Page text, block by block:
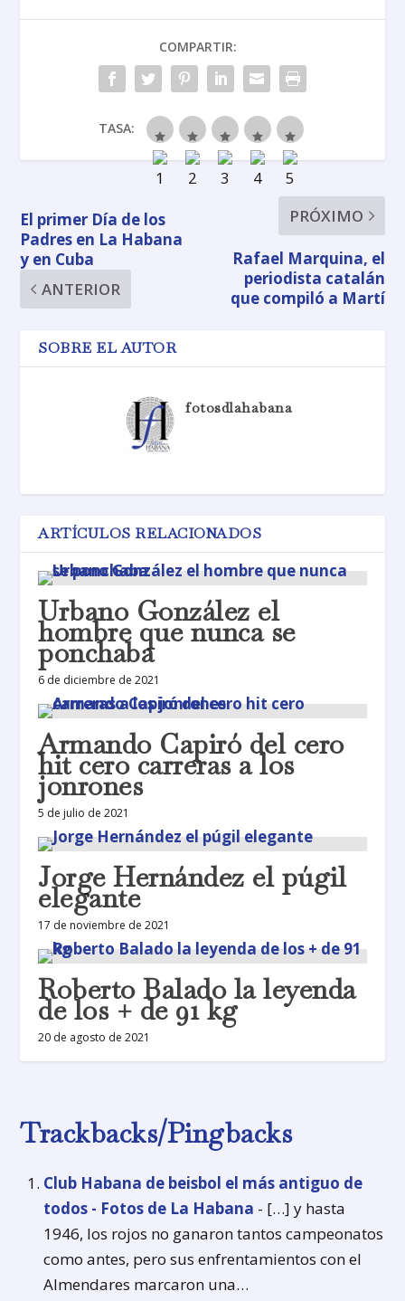
COMPARTIR:
TASA:
El primer Día de los
Padres en La Habana
y en Cuba
ANTERIOR
PRÓXIMO
Rafael Marquina, el
periodista catalán
que compiló a Martí
SOBRE EL AUTOR
fotosdlahabana
ARTÍCULOS RELACIONADOS
Urbano González el
hombre que nunca se
ponchaba
6 de diciembre de 2021
Armando Capiró del cero
hit cero carreras a los
jonrones
5 de julio de 2021
Jorge Hernández el púgil
elegante
17 de noviembre de 2021
Roberto Balado la leyenda
de los + de 91 kg
20 de agosto de 2021
Trackbacks/Pingbacks
Club Habana de beisbol el más antiguo de
todos - Fotos de La Habana - […] y hasta
1946, los rojos no ganaron tantos campeonatos
como antes, pero sus enfrentamientos con el
Almendares marcaron una…